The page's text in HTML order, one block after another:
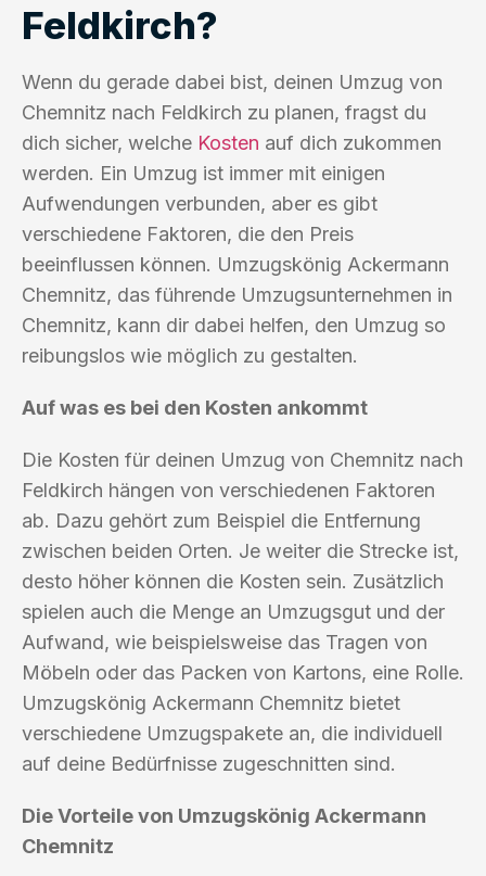
Feldkirch?
Wenn du gerade dabei bist, deinen Umzug von
Chemnitz nach Feldkirch zu planen, fragst du
dich sicher, welche Kosten auf dich zukommen
werden. Ein Umzug ist immer mit einigen
Aufwendungen verbunden, aber es gibt
verschiedene Faktoren, die den Preis
beeinflussen können. Umzugskönig Ackermann
Chemnitz, das führende Umzugsunternehmen in
Chemnitz, kann dir dabei helfen, den Umzug so
reibungslos wie möglich zu gestalten.
Auf was es bei den Kosten ankommt
Die Kosten für deinen Umzug von Chemnitz nach
Feldkirch hängen von verschiedenen Faktoren
ab. Dazu gehört zum Beispiel die Entfernung
zwischen beiden Orten. Je weiter die Strecke ist,
desto höher können die Kosten sein. Zusätzlich
spielen auch die Menge an Umzugsgut und der
Aufwand, wie beispielsweise das Tragen von
Möbeln oder das Packen von Kartons, eine Rolle.
Umzugskönig Ackermann Chemnitz bietet
verschiedene Umzugspakete an, die individuell
auf deine Bedürfnisse zugeschnitten sind.
Die Vorteile von Umzugskönig Ackermann
Chemnitz